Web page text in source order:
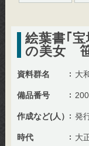
絵葉書｢
の美女
資料群名 大
備品番号
作成など(人） 発
時代 大